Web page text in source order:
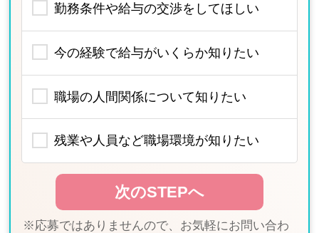
勤務条件や給与の交渉をしてほしい
今の経験で給与がいくらか知りたい
職場の人間関係について知りたい
残業や人員など職場環境が知りたい
※応募ではありませんので、お気軽にお問い合わ